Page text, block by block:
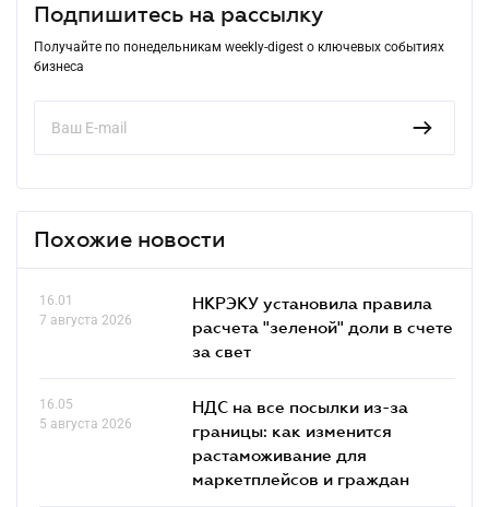
Подпишитесь на рассылку
Получайте по понедельникам weekly-digest о ключевых событиях
бизнеса
Похожие новости
16.01
7 августа 2026
НКРЭКУ установила правила
расчета "зеленой" доли в счете
за свет
16.05
5 августа 2026
НДС на все посылки из-за
границы: как изменится
растаможивание для
маркетплейсов и граждан